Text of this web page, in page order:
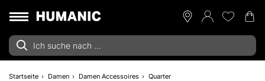
Startseite Damen Damen Accessoires Quarter